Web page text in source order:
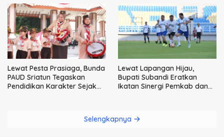
Lewat Pesta Prasiaga, Bunda
PAUD Sriatun Tegaskan
Pendidikan Karakter Sejak
Lewat Lapangan Hijau,
Bupati Subandi Eratkan
Ikatan Sinergi Pemkab dan
Selengkapnya